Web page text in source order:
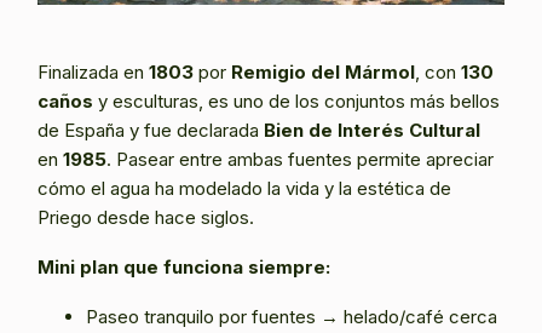
Finalizada en1803 por Remigio del Mármol, con130
caños y esculturas, es uno de los conjuntos más bellos
de España y fue declarada Bien de Interés Cultural
en1985. Pasear entre ambas fuentes permite apreciar
cómo el agua ha modelado la vida y la estética de
Priego desde hace siglos.
Mini plan que funciona siempre:
Paseo tranquilo por fuentes → helado/café cerca